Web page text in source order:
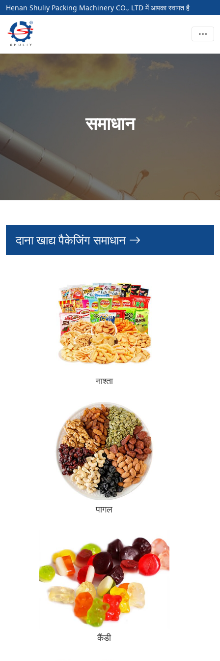
Henan Shuliy Packing Machinery CO., LTD में आपका स्वागत है
समाधान
दाना खाद्य पैकेजिंग समाधान
नाश्ता
पागल
कैंडी